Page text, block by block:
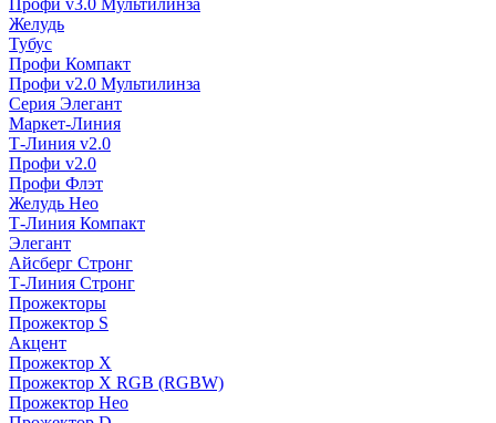
Профи v3.0 Мультилинза
Желудь
Тубус
Профи Компакт
Профи v2.0 Мультилинза
Серия Элегант
Маркет-Линия
Т-Линия v2.0
Профи v2.0
Профи Флэт
Желудь Нео
Т-Линия Компакт
Элегант
Айсберг Стронг
Т-Линия Стронг
Прожекторы
Прожектор S
Акцент
Прожектор X
Прожектор Х RGB (RGBW)
Прожектор Нео